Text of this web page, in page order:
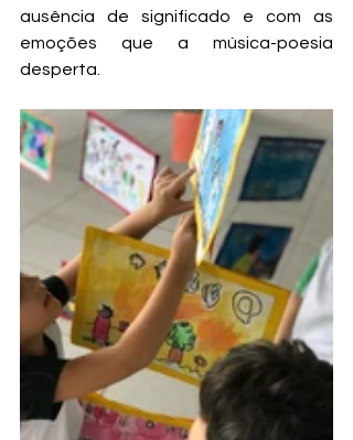
ausência de significado e com as
emoções que a música-poesia
desperta.